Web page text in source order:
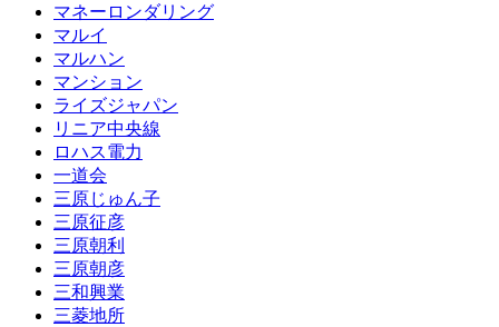
マネーロンダリング
マルイ
マルハン
マンション
ライズジャパン
リニア中央線
ロハス電力
一道会
三原じゅん子
三原征彦
三原朝利
三原朝彦
三和興業
三菱地所